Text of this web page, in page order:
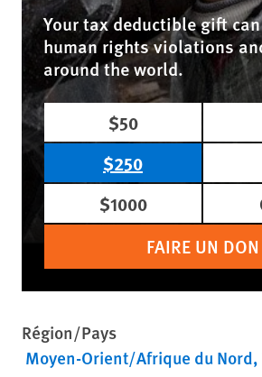
Your tax deductible gift
human rights violations
around the world.
$50
$250
$1000
FAIRE UN DON
Région/Pays
Moyen-Orient/Afrique du Nord